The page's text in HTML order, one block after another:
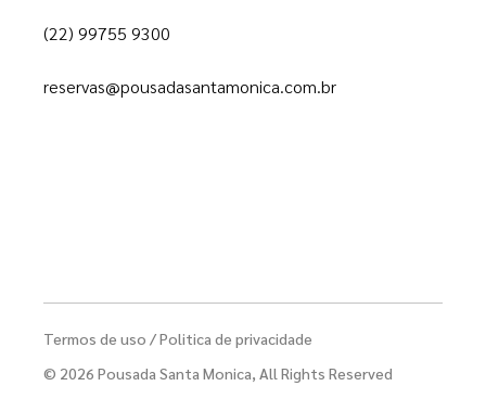
(22) 99755 9300
reservas@pousadasantamonica.com.br
Termos de uso / Politica de privacidade
© 2026 Pousada Santa Monica, All Rights Reserved